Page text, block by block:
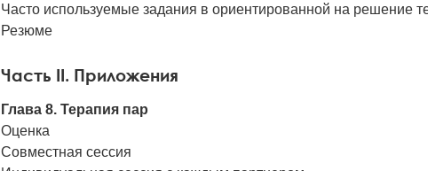
Часто используемые задания в ориентированной на решение
Резюме
Часть II. Приложения
Глава 8. Терапия пар
Оценка
Совместная сессия